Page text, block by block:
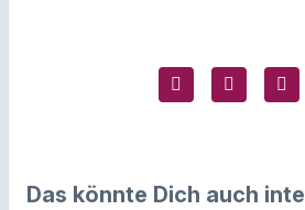
Das könnte Dich auch